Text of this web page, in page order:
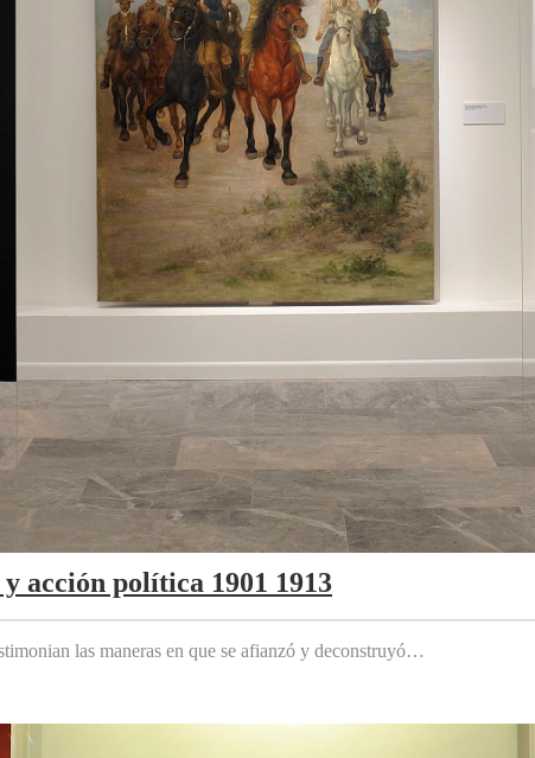
acción política 1901 1913
las maneras en que se afianzó y deconstruyó…